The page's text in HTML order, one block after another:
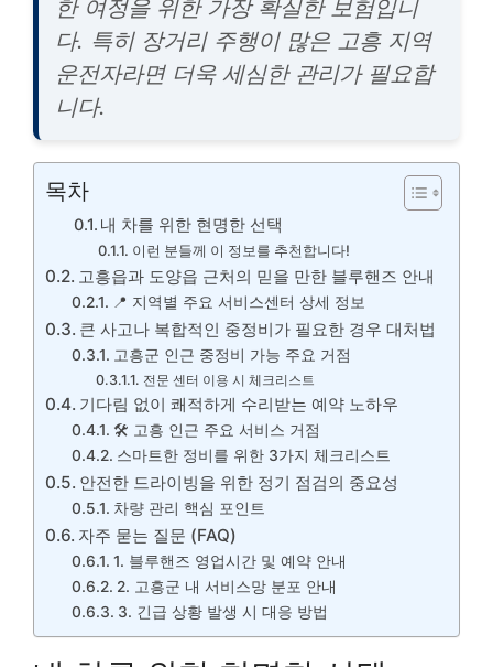
한 여정을 위한 가장 확실한 보험입니
다. 특히 장거리 주행이 많은 고흥 지역
운전자라면 더욱 세심한 관리가 필요합
니다.
목차
내 차를 위한 현명한 선택
이런 분들께 이 정보를 추천합니다!
고흥읍과 도양읍 근처의 믿을 만한 블루핸즈 안내
📍 지역별 주요 서비스센터 상세 정보
큰 사고나 복합적인 중정비가 필요한 경우 대처법
고흥군 인근 중정비 가능 주요 거점
전문 센터 이용 시 체크리스트
기다림 없이 쾌적하게 수리받는 예약 노하우
🛠️ 고흥 인근 주요 서비스 거점
스마트한 정비를 위한 3가지 체크리스트
안전한 드라이빙을 위한 정기 점검의 중요성
차량 관리 핵심 포인트
자주 묻는 질문 (FAQ)
1. 블루핸즈 영업시간 및 예약 안내
2. 고흥군 내 서비스망 분포 안내
3. 긴급 상황 발생 시 대응 방법